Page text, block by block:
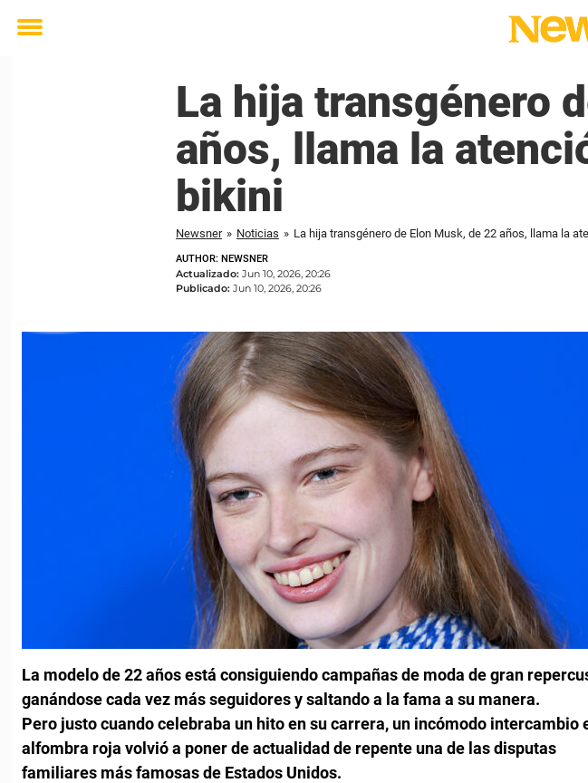
Toggle
La hija transgénero
años, llama la
bikini
Newsner » Noticias » La hija transgénero de Elon Musk, de 22 años, llama la
AUTHOR: NEWSNER
Actualizado: Jun 10, 2026, 20:26
Publicado: Jun 10, 2026, 20:26
La modelo de 22 años está consiguiendo campañas de moda de gran
ganándose cada vez más seguidores y saltando a la fama a su manera.
Pero justo cuando celebraba un hito en su carrera, un incómodo intercambio
alfombra roja volvió a poner de actualidad de repente una de las disputas
familiares más famosas de Estados Unidos.